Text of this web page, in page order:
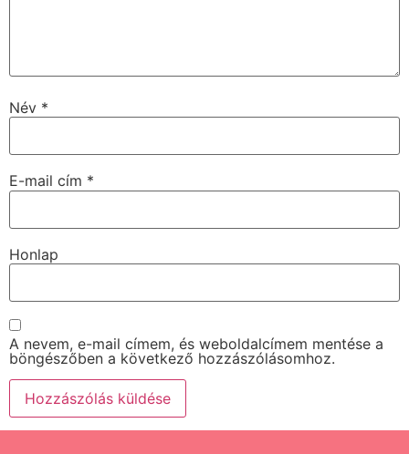
Név *
E-mail cím *
Honlap
A nevem, e-mail címem, és weboldalcímem mentése a
böngészőben a következő hozzászólásomhoz.